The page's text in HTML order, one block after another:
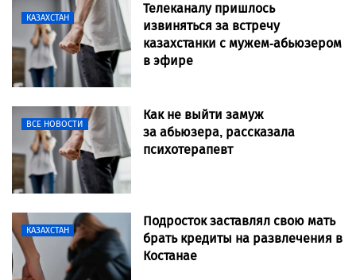
КАЗАХСТАН
Телеканалу пришлось
извиняться за встречу
казахстанки с мужем-абьюзером
в эфире
ВСЕ НОВОСТИ
Как не выйти замуж
за абьюзера, рассказала
психотерапевт
КАЗАХСТАН
Подросток заставлял свою мать
брать кредиты на развлечения в
Костанае